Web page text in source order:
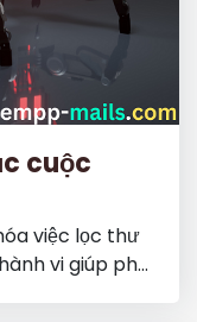
cuộc
việc lọc thư
vi giúp ph...